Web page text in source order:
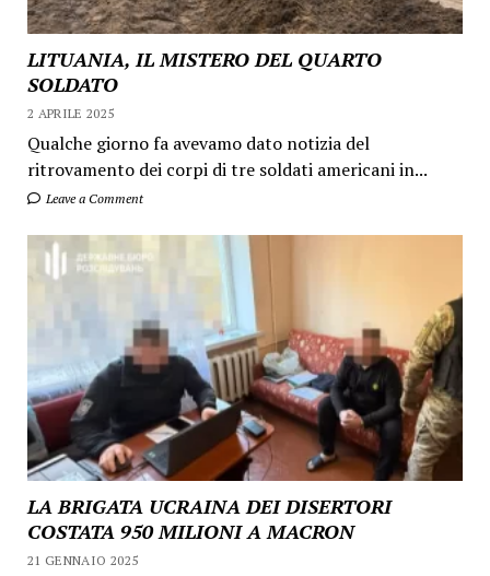
LITUANIA, IL MISTERO DEL QUARTO
SOLDATO
2 APRILE 2025
Qualche giorno fa avevamo dato notizia del
ritrovamento dei corpi di tre soldati americani in...
Leave a Comment
LA BRIGATA UCRAINA DEI DISERTORI
COSTATA 950 MILIONI A MACRON
21 GENNAIO 2025